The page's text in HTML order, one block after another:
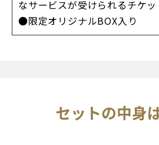
なサービスが受けられるチケ
●限定オリジナルBOX入り
セットの中身